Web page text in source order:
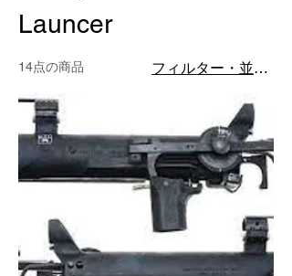
Launcer
14点の商品 フィルター・並び替え